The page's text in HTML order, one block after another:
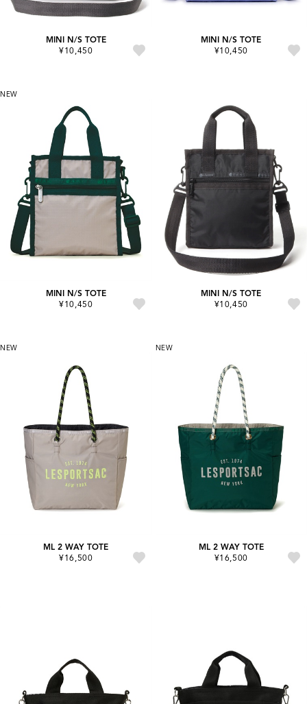
MINI N/S TOTE
¥10,450
MINI N/S TOTE
¥10,450
NEW
MINI N/S TOTE
¥10,450
MINI N/S TOTE
¥10,450
NEW
ML 2 WAY TOTE
¥16,500
NEW
ML 2 WAY TOTE
¥16,500